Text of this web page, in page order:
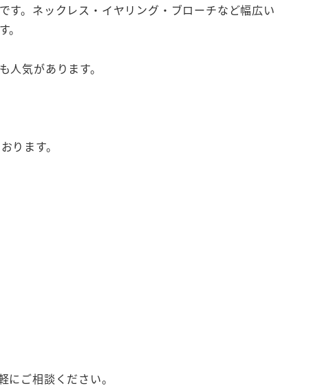
す。ネックレス・イヤリング・ブローチなど幅広い
気があります。
ります。
ご相談ください。